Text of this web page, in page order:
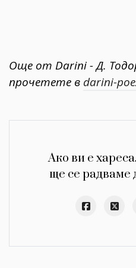
Още от Darini - Д.
прочетете в darini-
Ако ви е
ще се радваме